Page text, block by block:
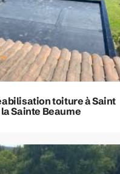
toiture à Saint
Sainte Beaume